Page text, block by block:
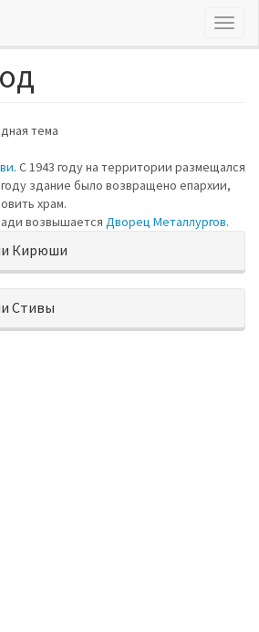
тема
. С 1943 году на территории размещался
здание было возвращено епархии,
храм.
возвышается Дворец Металлургов.
Кирюши
Стивы